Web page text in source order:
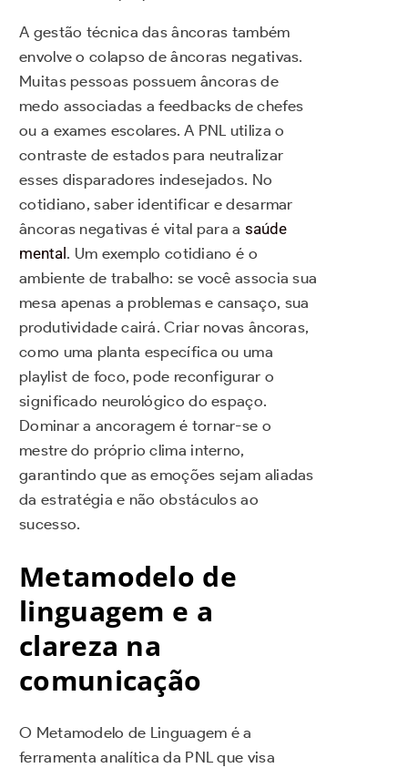
A gestão técnica das âncoras também
envolve o colapso de âncoras negativas.
Muitas pessoas possuem âncoras de
medo associadas a feedbacks de chefes
ou a exames escolares. A PNL utiliza o
contraste de estados para neutralizar
esses disparadores indesejados. No
cotidiano, saber identificar e desarmar
âncoras negativas é vital para a saúde
mental . Um exemplo cotidiano é o
ambiente de trabalho: se você associa sua
mesa apenas a problemas e cansaço, sua
produtividade cairá. Criar novas âncoras,
como uma planta específica ou uma
playlist de foco, pode reconfigurar o
significado neurológico do espaço.
Dominar a ancoragem é tornar-se o
mestre do próprio clima interno,
garantindo que as emoções sejam aliadas
da estratégia e não obstáculos ao
sucesso.
Metamodelo de
linguagem e a
clareza na
comunicação
O Metamodelo de Linguagem é a
ferramenta analítica da PNL que visa